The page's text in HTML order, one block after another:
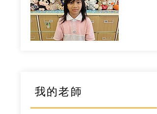
我的老師